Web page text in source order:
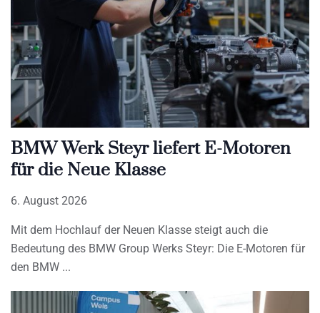
BMW Werk Steyr liefert E-Motoren
für die Neue Klasse
6. August 2026
Mit dem Hochlauf der Neuen Klasse steigt auch die
Bedeutung des BMW Group Werks Steyr: Die E-Motoren für
den BMW